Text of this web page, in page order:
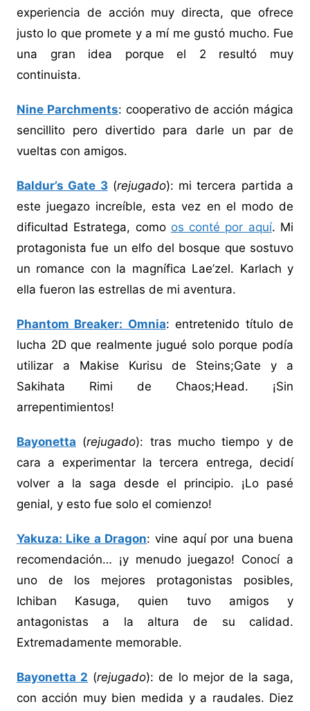
experiencia de acción muy directa, que ofrece
justo lo que promete y a mí me gustó mucho. Fue
una gran idea porque el 2 resultó muy
continuista.
Nine Parchments: cooperativo de acción mágica
sencillito pero divertido para darle un par de
vueltas con amigos.
Baldur’s Gate 3(rejugado): mi tercera partida a
este juegazo increíble, esta vez en el modo de
dificultad Estratega, como os conté por aquí. Mi
protagonista fue un elfo del bosque que sostuvo
un romance con la magnífica Lae’zel. Karlach y
ella fueron las estrellas de mi aventura.
Phantom Breaker: Omnia: entretenido título de
lucha 2D que realmente jugué solo porque podía
utilizar a Makise Kurisu de Steins;Gate y a
Sakihata Rimi de Chaos;Head. ¡Sin
arrepentimientos!
Bayonetta (rejugado): tras mucho tiempo y de
cara a experimentar la tercera entrega, decidí
volver a la saga desde el principio. ¡Lo pasé
genial, y esto fue solo el comienzo!
Yakuza: Like a Dragon: vine aquí por una buena
recomendación… ¡y menudo juegazo! Conocí a
uno de los mejores protagonistas posibles,
Ichiban Kasuga, quien tuvo amigos y
antagonistas a la altura de su calidad.
Extremadamente memorable.
Bayonetta 2 (rejugado): de lo mejor de la saga,
con acción muy bien medida y a raudales. Diez